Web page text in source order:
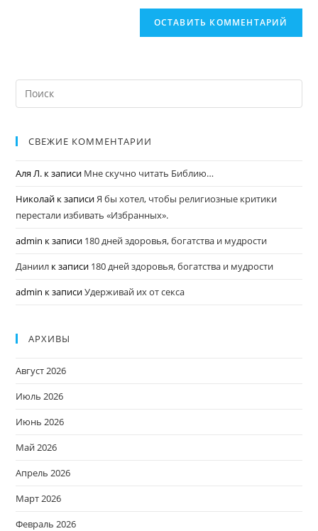
СВЕЖИЕ КОММЕНТАРИИ
Аля Л. к записи Мне скучно читать Библию…
Николай к записиЯ бы хотел, чтобы религиозные критики
перестали избивать «Избранных».
admin к записи 180 дней здоровья, богатства и мудрости
Даниил к записи 180 дней здоровья, богатства и мудрости
admin к записиУдерживай их от секса
АРХИВЫ
Август 2026
Июль 2026
Июнь 2026
Май 2026
Апрель 2026
Март 2026
Февраль 2026